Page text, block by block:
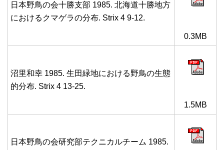
日本野鳥の会十勝支部 1985. 北海道十勝地方
におけるクマゲラの分布. Strix 4 9-12.
0.3MB
沼里和幸 1985. 生田緑地における野鳥の生態
的分布. Strix 4 13-25.
1.5MB
日本野鳥の会研究部テクニカルチーム 1985.